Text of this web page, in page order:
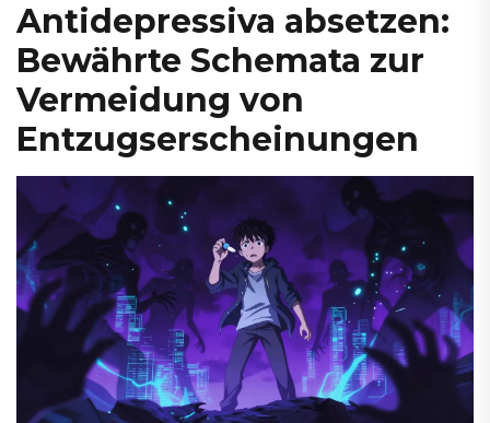
Antidepressiva absetzen:
Bewährte Schemata zur
Vermeidung von
Entzugserscheinungen